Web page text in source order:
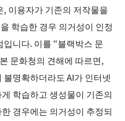
이용자가 기존의 저작물을
학습한 경우 의거성이 인정
니다. 이를 “블랙박스 문
문화청의 견해에 따르면,
명확하더라도 AI가 인터넷
학습하고 생성물이 기존의
경우에는 의거성이 추정되